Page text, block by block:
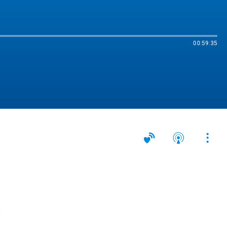
00:59:35